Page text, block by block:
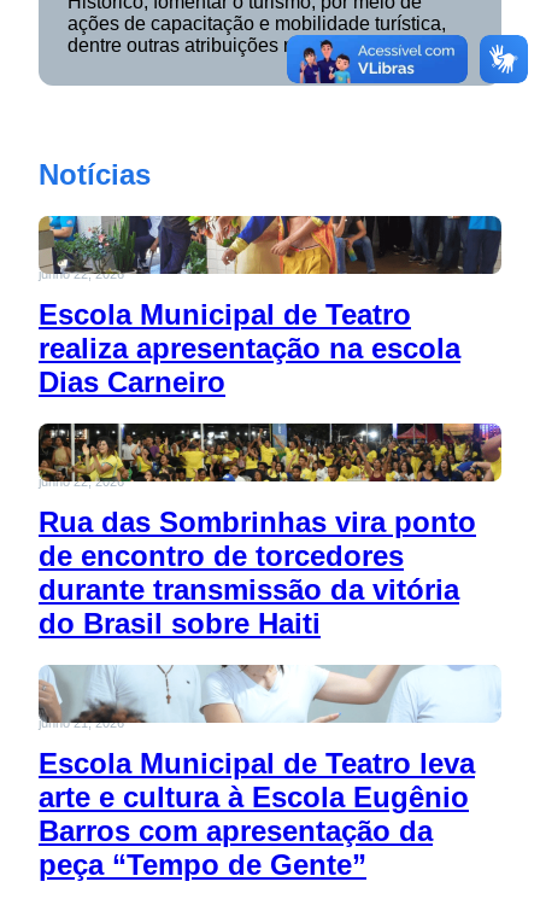
ações de capacitação e mobilidade turística,
dentre outras atribuições regulamentares.
Notícias
junho 22, 2026
Escola Municipal de Teatro
realiza apresentação na escola
Dias Carneiro
junho 22, 2026
Rua das Sombrinhas vira ponto
de encontro de torcedores
durante transmissão da vitória
do Brasil sobre Haiti
junho 21, 2026
Escola Municipal de Teatro leva
arte e cultura à Escola Eugênio
Barros com apresentação da
peça “Tempo de Gente”